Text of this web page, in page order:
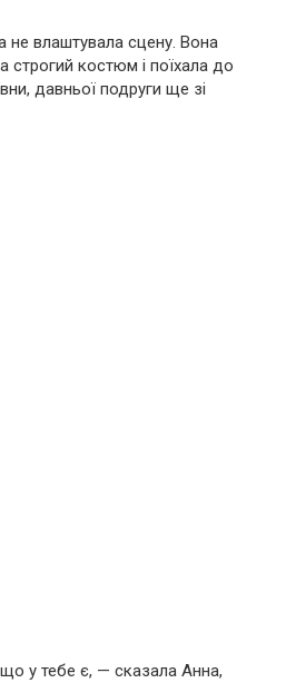
не влаштувала сцену. Вона
строгий костюм і поїхала до
давньої подруги ще зі
у тебе є, — сказала Анна,